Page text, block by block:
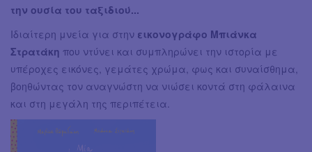
την ουσία του ταξιδιού...
Ιδιαίτερη μνεία για στην εικονογράφο Μπιάνκα
Στρατάκη που ντύνει και συμπληρώνει την ιστορία με
υπέροχες εικόνες, γεμάτες χρώμα, φως και συναίσθημα,
βοηθώντας τον αναγνώστη να νιώσει κοντά στη φάλαινα
και στη μεγάλη της περιπέτεια.